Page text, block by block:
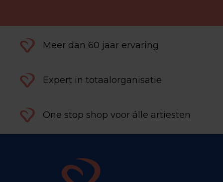
Meer dan 60 jaar ervaring
Expert in totaalorganisatie
One stop shop voor álle artiesten